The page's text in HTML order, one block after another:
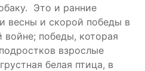
Это и ранние
весны и скорой победы в
войне; победы, которая
взрослые
белая птица, в